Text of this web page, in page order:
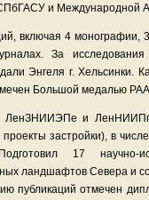
и Международной
включая 4
За
Энгеля г. Хельсинки.
Большой медалью
ЛенЗНИИЭПе и
застройки), в
17 научно-
ландшафтов Севера и
публикаций отмечен